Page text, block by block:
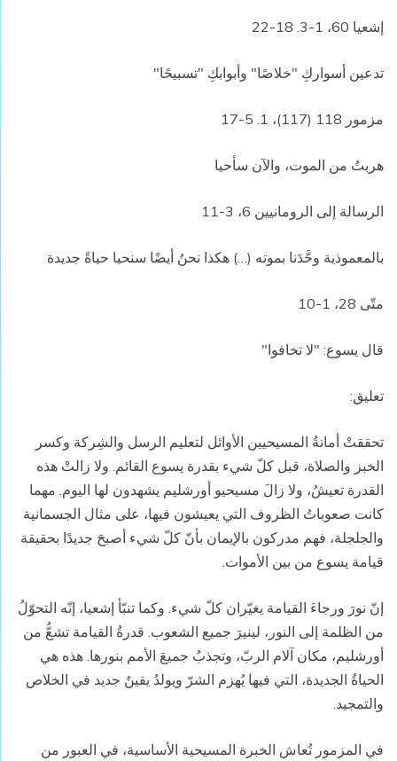
إشعيا 60، 1-3. 18-22
تدعين أسواركِ "خلاصًا" وأبوابكِ "تسبيحًا"
مزمور 118 (117)، 1. 5-17
هربتُ من الموت، والآن سأحيا
الرسالة إلى الرومانيين 6، 3-11
بالمعموذية وحَّدَنا بموته (…) هكذا نحنُ أيضًا سنحيا حياةً جديدة
متّى 28، 1-10
قال يسوع: "لا تخافوا"
تعليق:
تحققتْ أمانةُ المسيحيين الأوائل لتعليم الرسل والشِركة وكسر
الخبز والصلاة، قبل كلّ شيء بقدرة يسوع القائم. ولا زالتْ هذه
القدرة تعيشُ، ولا زالَ مسيحيو أورشليم يشهدون لها اليوم. مهما
كانت صعوباتُ الظروف التي يعيشون فيها، على مثال الجسمانية
والجلجلة، فهم مدركون بالإيمان بأنّ كلّ شيء أصبحَ جديدًا بحقيقة
قيامة يسوع من بين الأموات.
إنّ نورَ ورجاءَ القيامة يغيّران كلّ شيء. وكما تنبّأ إشعيا، إنّه التحوّلُ
من الظلمة إلى النور، لينيرَ جميع الشعوب. قدرةُ القيامة تشعُّ من
أورشليم، مكان آلام الربّ، وتجذبُ جميعَ الأمم بنورها. هذه هي
الحياةُ الجديدة، التي فيها يُهزم الشرّ ويولدُ يقينٌ جديد في الخلاص
والتمجيد.
في المزمور تُعاش الخبرة المسيحية الأساسية، في العبور من